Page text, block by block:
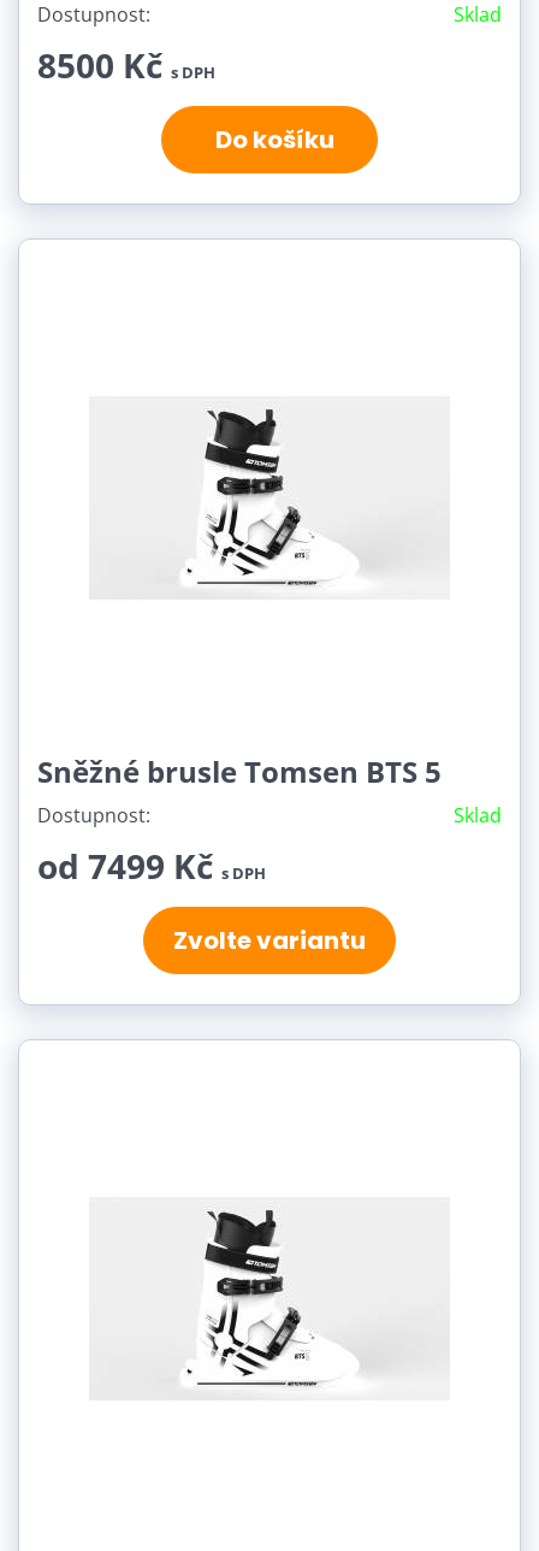
Dostupnost: Sklad
8500 Kč s DPH
Do košíku
Sněžné brusle Tomsen BTS 5
Dostupnost: Sklad
od 7499 Kč s DPH
Zvolte variantu